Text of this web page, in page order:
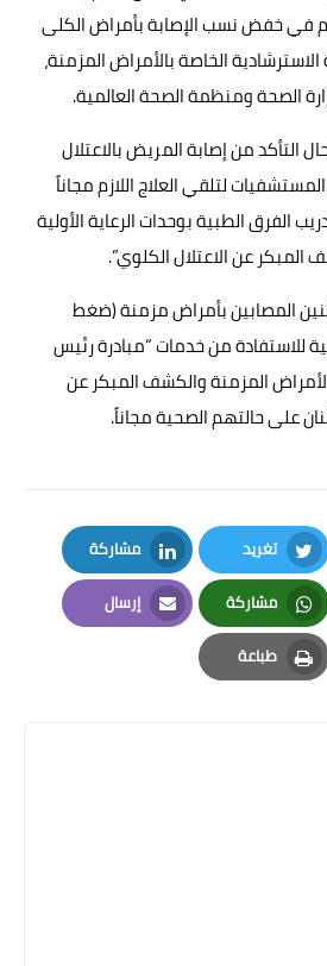
في خفض نسب الإصابة بأمراض الكلى
الخاصة بالأمراض المزمنة،
الصحة ومنظمة الصحة العالمية.
التأكد من إصابة المريض بالاعتلال
لتلقي العلاج اللازم مجاناً
الفرق الطبية بوحدات الرعاية الأولية
عن الاعتلال الكلوي”.
المصابين بأمراض مزمنة (ضغط
للاستفادة من خدمات “مبادرة رئيس
المزمنة والكشف المبكر عن
على حالتهم الصحية مجاناً.
تغريد
Twitter
مشاركة
LinkedIn
مشاركة
Whatsapp
إرسال
Email
طباعة
Print